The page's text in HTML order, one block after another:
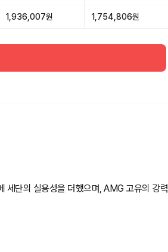
1,936,007원 1,754,806원
세단의 실용성을 더했으며, AMG 고유의 강력